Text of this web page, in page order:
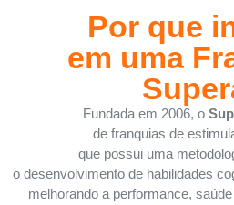
Por que
em uma
Fundada em 2006, o
de franquias de
que possui uma
o desenvolvimento de habilidades
melhorando a performance,